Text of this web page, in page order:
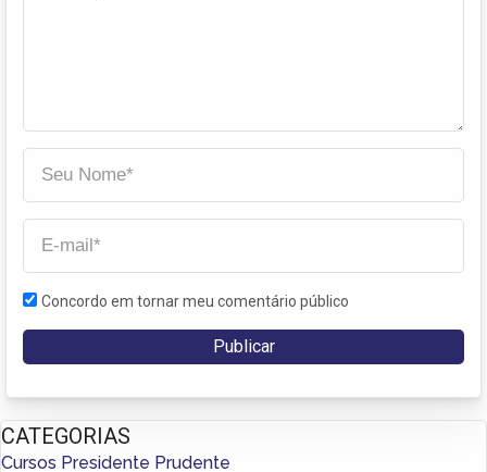
Concordo em tornar meu comentário público
CATEGORIAS
Cursos Presidente Prudente